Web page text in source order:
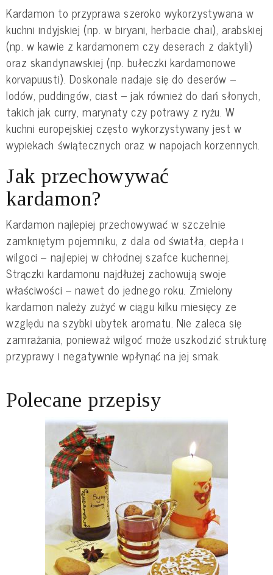
Kardamon to przyprawa szeroko wykorzystywana w
kuchni indyjskiej (np. w biryani, herbacie chai), arabskiej
(np. w kawie z kardamonem czy deserach z daktyli)
oraz skandynawskiej (np. bułeczki kardamonowe
korvapuusti). Doskonale nadaje się do deserów –
lodów, puddingów, ciast – jak również do dań słonych,
takich jak curry, marynaty czy potrawy z ryżu. W
kuchni europejskiej często wykorzystywany jest w
wypiekach świątecznych oraz w napojach korzennych.
Jak przechowywać
kardamon?
Kardamon najlepiej przechowywać w szczelnie
zamkniętym pojemniku, z dala od światła, ciepła i
wilgoci – najlepiej w chłodnej szafce kuchennej.
Strączki kardamonu najdłużej zachowują swoje
właściwości – nawet do jednego roku. Zmielony
kardamon należy zużyć w ciągu kilku miesięcy ze
względu na szybki ubytek aromatu. Nie zaleca się
zamrażania, ponieważ wilgoć może uszkodzić strukturę
przyprawy i negatywnie wpłynąć na jej smak.
Polecane przepisy